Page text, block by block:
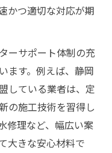
かつ適切な対応が期
ーサポート体制の充
ます。例えば、静岡
している業者は、定
の施工技術を習得し
修理など、幅広い案
大きな安心材料で